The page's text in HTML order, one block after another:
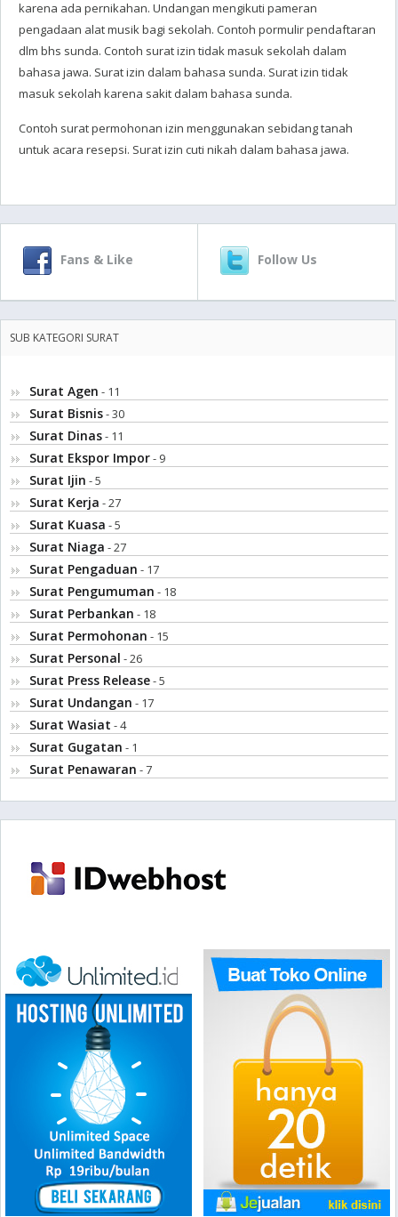
karena ada pernikahan. Undangan mengikuti pameran
pengadaan alat musik bagi sekolah. Contoh pormulir pendaftaran
dlm bhs sunda. Contoh surat izin tidak masuk sekolah dalam
bahasa jawa. Surat izin dalam bahasa sunda. Surat izin tidak
masuk sekolah karena sakit dalam bahasa sunda.
Contoh surat permohonan izin menggunakan sebidang tanah
untuk acara resepsi. Surat izin cuti nikah dalam bahasa jawa.
Fans & Like Follow Us
SUB KATEGORI SURAT
Surat Agen - 11
Surat Bisnis- 30
Surat Dinas- 11
Surat Ekspor Impor- 9
Surat Ijin - 5
Surat Kerja - 27
Surat Kuasa - 5
Surat Niaga - 27
Surat Pengaduan - 17
Surat Pengumuman - 18
Surat Perbankan - 18
Surat Permohonan - 15
Surat Personal - 26
Surat Press Release- 5
Surat Undangan - 17
Surat Wasiat - 4
Surat Gugatan - 1
Surat Penawaran - 7